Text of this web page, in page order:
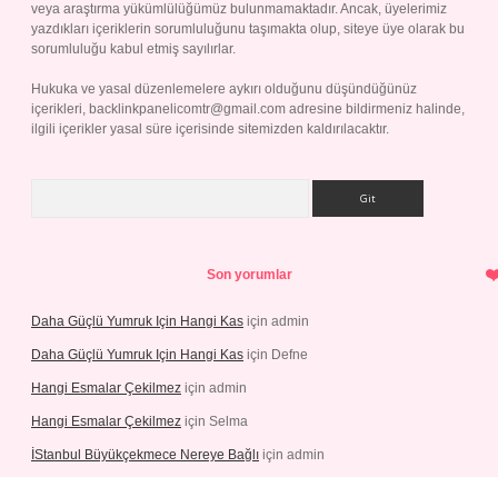
veya araştırma yükümlülüğümüz bulunmamaktadır. Ancak, üyelerimiz
yazdıkları içeriklerin sorumluluğunu taşımakta olup, siteye üye olarak bu
sorumluluğu kabul etmiş sayılırlar.
Hukuka ve yasal düzenlemelere aykırı olduğunu düşündüğünüz
içerikleri, backlinkpanelicomtr@gmail.com adresine bildirmeniz halinde,
ilgili içerikler yasal süre içerisinde sitemizden kaldırılacaktır.
Son yorumlar
Daha Güçlü Yumruk Için Hangi Kas için admin
Daha Güçlü Yumruk Için Hangi Kas için Defne
Hangi Esmalar Çekilmez için admin
Hangi Esmalar Çekilmez için Selma
İStanbul Büyükçekmece Nereye Bağlı için admin